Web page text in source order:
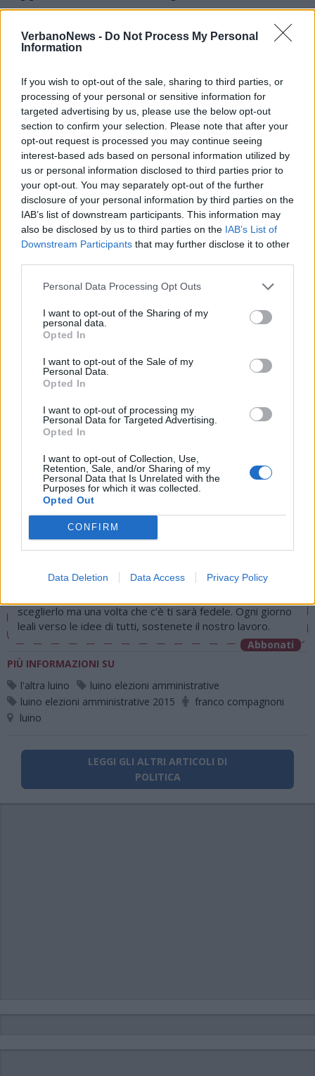
VerbanoNews - Do Not Process My Personal
Information
If you wish to opt-out of the sale, sharing to third parties, or
processing of your personal or sensitive information for
targeted advertising by us, please use the below opt-out
section to confirm your selection. Please note that after your
opt-out request is processed you may continue seeing
interest-based ads based on personal information utilized by
us or personal information disclosed to third parties prior to
your opt-out. You may separately opt-out of the further
disclosure of your personal information by third parties on the
IAB’s list of downstream participants. This information may
also be disclosed by us to third parties on the IAB’s List of
Downstream Participants that may further disclose it to other
Personal Data Processing Opt Outs
I want to opt-out of the Sharing of my
personal data.
Opted In
I want to opt-out of the Sale of my
Personal Data.
Opted In
I want to opt-out of processing my
Personal Data for Targeted Advertising.
Opted In
I want to opt-out of Collection, Use,
Retention, Sale, and/or Sharing of my
Personal Data that Is Unrelated with the
Purposes for which it was collected.
Opted Out
CONFIRM
Data Deletion Data Access Privacy Policy
inevitabilmente, genera diversi pareri e
sentimenti.
caratteristiche delle compagini, senza
abbinarle ad una gara personalistica tra
candidati a sindaco, soprattutto se di questi
ultimi, come nel nostro caso, ben quattro
provengono dalla medesima precedente
amministrazione».
Un suo motto, una frase per convincere gli
«“Liberi di condividere l’Altra Luino con
Franco Compagnoni”: consapevolezza e
partecipazione quali indispensabili elementi
Via Confalonieri, 5
Tutti gli eventi
diagosto
sceglierlo ma una volta che c’è ti sarà fedele. Ogni giorno
leali verso le idee di tutti, sostenete il nostro lavoro.
Abbonati
PIÙ INFORMAZIONI SU
l'altra luino
luino elezioni amministrative
luino elezioni amministrative 2015
franco compagnoni
luino
LEGGI GLI ALTRI ARTICOLI DI
POLITICA